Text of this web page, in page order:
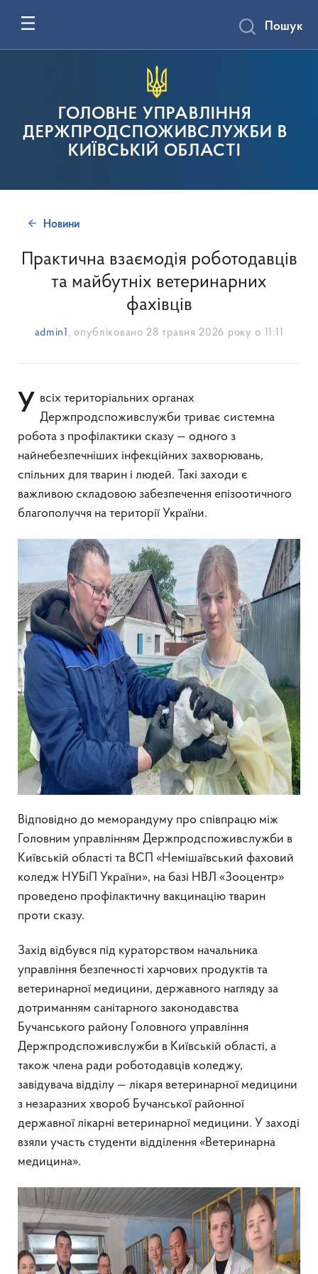
ГОЛОВНЕ УПРАВЛІННЯ
ДЕРЖПРОДСПОЖИВСЛУЖБИ В
КИЇВСЬКІЙ ОБЛАСТІ
Пошук
Новини
Практична взаємодія роботодавців
та майбутніх ветеринарних
фахівців
admin1 , опубліковано 28 травня 2026 року о 11:11
У всіх територіальних органах Держпродспоживслужби триває системна
робота з профілактики сказу — одного з
найнебезпечніших інфекційних захворювань,
спільних для тварин і людей. Такі заходи є
важливою складовою забезпечення епізоотичного
благополуччя на території України.
Відповідно до меморандуму про співпрацю між
Головним управлінням Держпродспоживслужби в
Київській області та ВСП «Немішаївський фаховий
коледж НУБіП України», на базі НВЛ «Зооцентр»
проведено профілактичну вакцинацію тварин
проти сказу.
Захід відбувся під кураторством начальника
управління безпечності харчових продуктів та
ветеринарної медицини, державного нагляду за
дотриманням санітарного законодавства
Бучанського району Головного управління
Держпродспоживслужби в Київській області, а
також члена ради роботодавців коледжу,
завідувача відділу — лікаря ветеринарної медицини
з незаразних хвороб Бучанської районної
державної лікарні ветеринарної медицини. У заході
взяли участь студенти відділення «Ветеринарна
медицина».